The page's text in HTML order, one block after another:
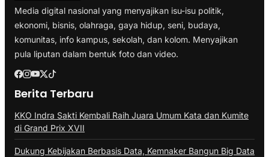
Media digital nasional yang menyajikan isu-isu politik,
ekonomi, bisnis, olahraga, gaya hidup, seni, budaya,
komunitas, info kampus, sekolah, dan kolom. Menyajikan
pula liputan dalam bentuk foto dan video.
Berita Terbaru
KKO Indra Sakti Kembali Raih Juara Umum Kata dan Kumite
di Grand Prix XVII
Dukung Kebijakan Berbasis Data, Kemnaker Bangun Big Data